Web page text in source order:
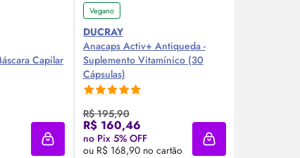
Capilar
❯
Adicionar à sacola
Vegano
DUCRAY
Anacaps Activ+ Antiqueda -
Suplemento Vitamínico (30
Cápsulas)
R$ 195,90
R$ 160,46
no Pix 5% OFF
ou R$ 168,90 no cartão
Compre Agora ❯
Adicionar à sacola